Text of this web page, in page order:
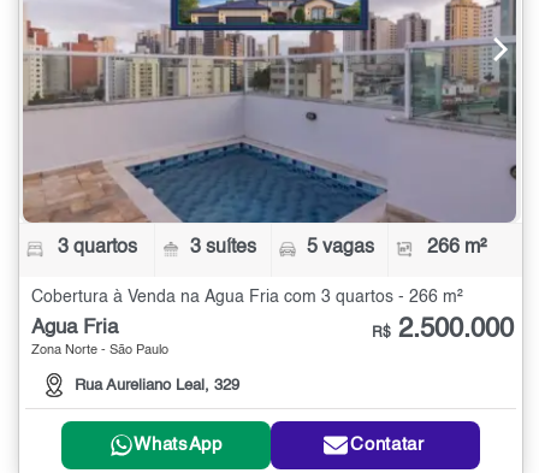
3 quartos 3 suítes 5 vagas 266 m²
Cobertura à Venda na Água Fria com 3 quartos - 266 m²
Água Fria
Zona Norte - São Paulo
Rua Aureliano Leal, 329
R$ 2.500.000
WhatsApp Contatar